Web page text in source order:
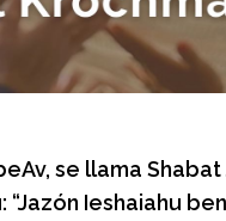
se llama
Ieshaiahu
de